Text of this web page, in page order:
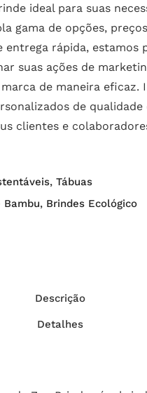
ideal para suas
gama de opções, preços
entrega rápida, estamos
suas ações de
de maneira eficaz.
de qualidade
clientes e
, Tábuas
Bambu, Brindes Ecológico
Descrição
Detalhes